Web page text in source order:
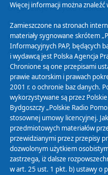
Organizacje Pożytku
Cyfryzacja DAB+
Polityka ochrony danych
Abonament
Zamówienia publiczne
Biuletyn Informacji
Więcej informacji można znaleźć
Zamieszczone na stronach
materiały sygnowane skrótem
Informacyjnych PAP, będących
i wydawcą jest Polska Agencja
Chronione są one przepisami
prawie autorskim i prawach
2001 r. o ochronie baz danych.
wykorzystywane są przez
Bydgoszczy „Polskie Radio
stosownej umowy licencyjnej.
przedmiotowych materiałów
przewidzianymi przez przepisy
dozwolonym użytkiem
zastrzega, iż dalsze
w art. 25 ust. 1 pkt. b) ustawy o